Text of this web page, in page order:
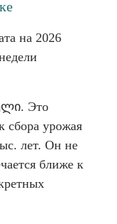
на 2026
Это
сбора урожая
лет. Он не
ближе к